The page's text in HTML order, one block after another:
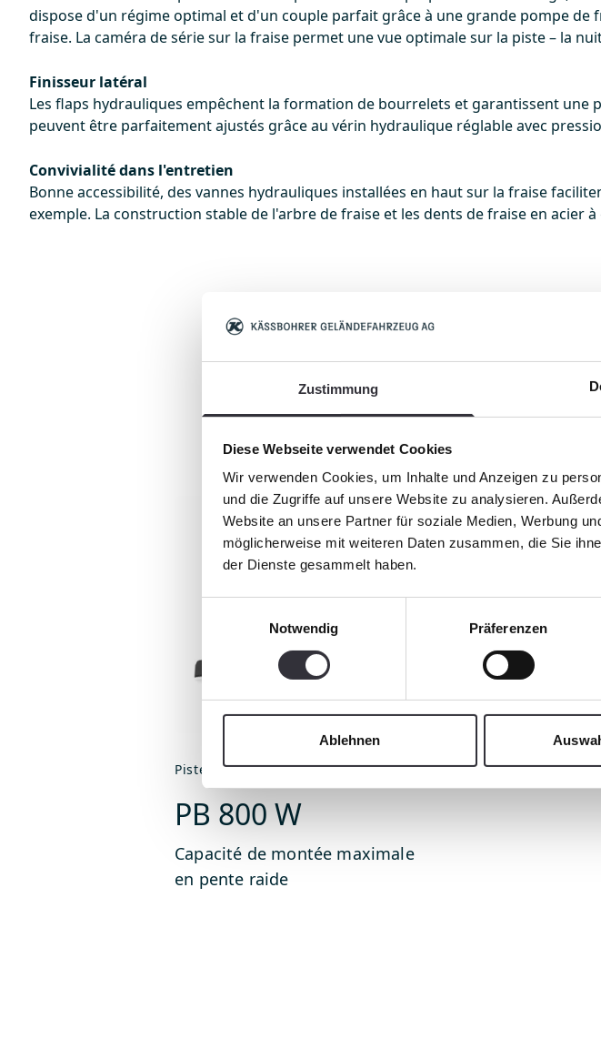
Zustimmung
Diese Webseite verwendet Cookies
Wir verwenden Cookies, um Inhalte und Anzeigen zu
und die Zugriffe auf unsere Website zu analysieren.
Website an unsere Partner für soziale Medien, Werbung
möglicherweise mit weiteren Daten zusammen, die Sie
der Dienste gesammelt haben.
Notwendig
Präferenzen
Ablehnen
dispose d'un régime optimal et d'un couple parfait grâce à une grande pompe
fraise. La caméra de série sur la fraise permet une vue optimale sur la piste – la
Finisseur latéral
Les flaps hydrauliques empêchent la formation de bourrelets et garantissent
peuvent être parfaitement ajustés grâce au vérin hydraulique réglable avec
Convivialité dans l'entretien
Bonne accessibilité, des vannes hydrauliques installées en haut sur la fraise
exemple. La construction stable de l'arbre de fraise et les dents de fraise en
PistenBully
PB 800 W
Capacité de montée maximale
en pente raide